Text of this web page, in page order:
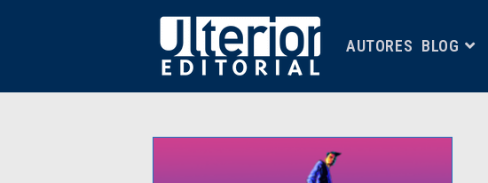
AUTORES BLOG